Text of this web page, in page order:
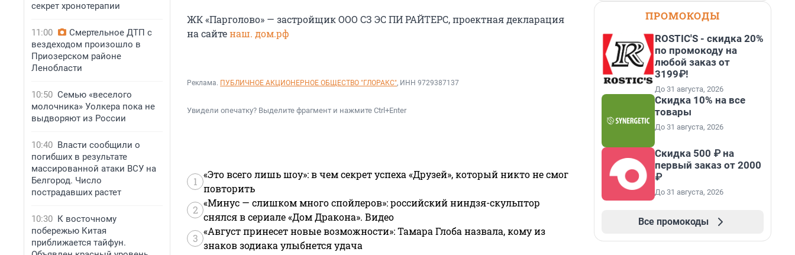
секрет хронотерапии
11:00
Смертельное ДТП с
вездеходом произошло в
Приозерском районе
Ленобласти
10:50 Семью «веселого
молочника» Уолкера пока не
выдворяют из России
10:40 Власти сообщили о
погибших в результате
массированной атаки ВСУ на
Белгород. Число
пострадавших растет
10:30 К восточному
побережью Китая
приближается тайфун.
ЖК «Парголово» — застройщик ООО СЗ ЭС ПИ РАЙТЕРС, проектная декларация
на сайтенаш. дом.рф
Реклама. ПУБЛИЧНОЕ АКЦИОНЕРНОЕ ОБЩЕСТВО "ГЛОРАКС", ИНН 9729387137
Увидели опечатку? Выделите фрагмент и нажмите Ctrl+Enter
1
«Это всего лишь шоу»: в чем секрет успеха «Друзей», который никто не смог
повторить
2
«Минус — слишком много спойлеров»: российский ниндзя-скульптор
снялся в сериале «Дом Дракона». Видео
3
«Август принесет новые возможности»: Тамара Глоба назвала, кому из
знаков зодиака улыбнется удача
ПРОМОКОДЫ
ROSTIC'S - скидка 20%
по промокоду на
любой заказ от
3199₽!
До 31 августа, 2026
Скидка 10% на все
товары
До 31 августа, 2026
Скидка 500 ₽ на
первый заказ от 2000
₽
До 31 августа, 2026
Все промокоды